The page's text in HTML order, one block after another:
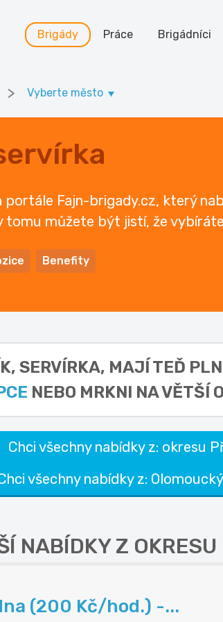
Brigády Práce Brigádníci
> Vyberte město
portále Fajn-brigady.cz, který
tomu můžete být jistí, že vybíráte
Benefity
SERVÍRKA, MAJÍ TEĎ
NEBO MRKNI NA VĚTŠÍ
Chci všechny nabídky z: okresu
všechny nabídky z:
NABÍDKY Z OKRESU
(200 Kč/hod.) -...